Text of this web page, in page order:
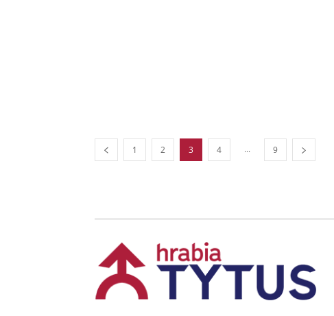
1 2 3 4 ... 9